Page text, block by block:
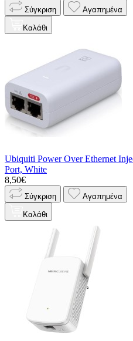
Σύγκριση Αγαπημένα
Καλάθι
Ubiquiti Power Over Ethernet
Port, White
8,50€
Σύγκριση Αγαπημένα
Καλάθι